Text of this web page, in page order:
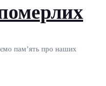
пам’ять про наших